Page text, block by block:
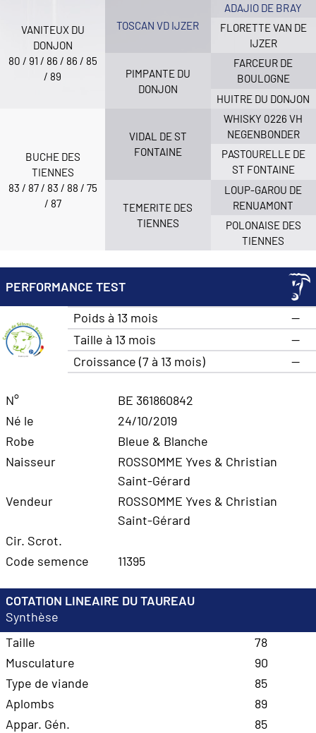
VANITEUX DU
DONJON
80 / 91 / 86 / 86 / 85
/ 89
TOSCAN VD IJZER
PIMPANTE DU
DONJON
ADAJIO DE BRAY
FLORETTE VAN DE
IJZER
FARCEUR DE
BOULOGNE
HUITRE DU DONJON
BUCHE DES
TIENNES
83 / 87 / 83 / 88 / 75
/ 87
VIDAL DE ST
FONTAINE
TEMERITE DES
TIENNES
WHISKY 0226 VH
NEGENBONDER
PASTOURELLE DE
ST FONTAINE
LOUP-GAROU DE
RENUAMONT
POLONAISE DES
TIENNES
PERFORMANCE TEST
Poids à 13 mois
—
Taille à 13 mois
—
Croissance (7 à 13 mois)
—
N°
BE 361860842
Né le
24/10/2019
Robe
Bleue & Blanche
Naisseur
ROSSOMME Yves & Christian
Saint-Gérard
Vendeur
ROSSOMME Yves & Christian
Saint-Gérard
Cir. Scrot.
Code semence
11395
COTATION LINEAIRE DU TAUREAU
Synthèse
Taille
78
Musculature
90
Type de viande
85
Aplombs
89
Appar. Gén.
85